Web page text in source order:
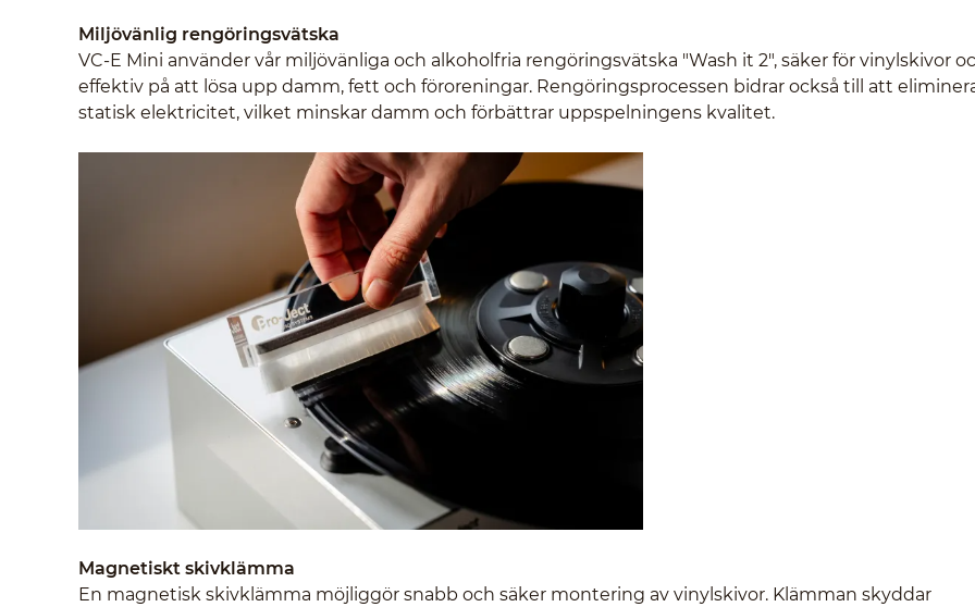
Miljövänlig rengöringsvätska
VC-E Mini använder vår miljövänliga och alkoholfria rengöringsvätska "Wash it 2", säker för vinylskivor
effektiv på att lösa upp damm, fett och föroreningar. Rengöringsprocessen bidrar också till att
statisk elektricitet, vilket minskar damm och förbättrar uppspelningens kvalitet.
Magnetiskt skivklämma
En magnetisk skivklämma möjliggör snabb och säker montering av vinylskivor. Klämman skyddar